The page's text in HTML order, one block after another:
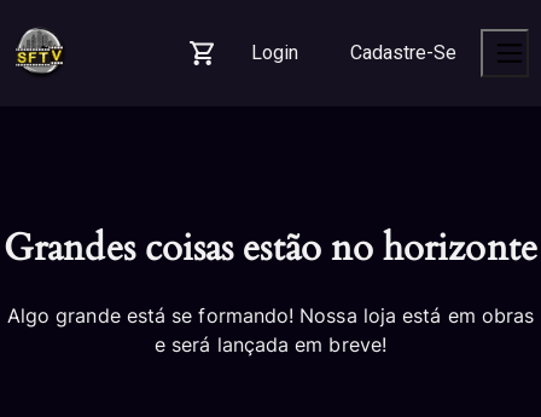
navigation
content
footer
Login
Cadastre-Se
Grandes coisas estão no horizonte
Algo grande está se formando! Nossa loja está em obras
e será lançada em breve!